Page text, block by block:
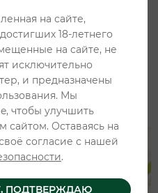
вкусы стали
в снюсе
2026
на сайте,
18-летнего
на сайте, не
исключительно
и предназначены
Мы
чтобы улучшить
сайтом. Оставаясь на
согласие с нашей
.
ПОДТВЕРЖДАЮ